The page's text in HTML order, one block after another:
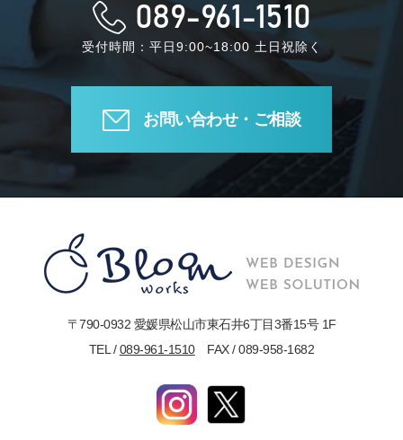
089-961-1510
受付時間：平日9:00~18:00 土日祝除く
お問い合わせ・ご相談
〒790-0932 愛媛県松山市東石井6丁目3番15号 1F
TEL /089-961-1510FAX / 089-958-1682